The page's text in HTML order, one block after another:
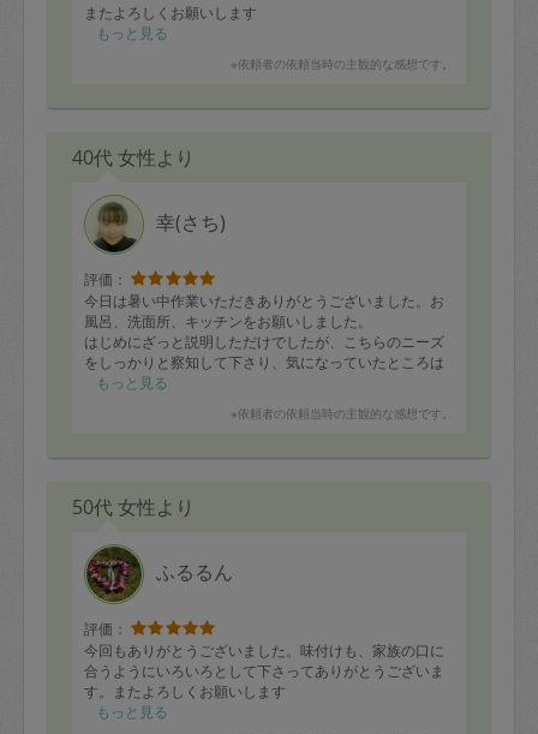
またよろしくお願いします
もっと見る
※依頼者の依頼当時の主観的な感想です。
40代 女性より
幸(さち)
評価：
今日は暑い中作業いただきありがとうございました。お
風呂、洗面所、キッチンをお願いしました。
はじめにざっと説明しただけでしたが、こちらのニーズ
をしっかりと察知して下さり、気になっていたところは
全て綺麗に、満足いく仕上がりとなっていました。
機会があればまたお願いしたいです。
もっと見る
※依頼者の依頼当時の主観的な感想です。
50代 女性より
ふるるん
評価：
今回もありがとうございました。味付けも、家族の口に
合うようにいろいろとして下さってありがとうございま
す。またよろしくお願いします
もっと見る